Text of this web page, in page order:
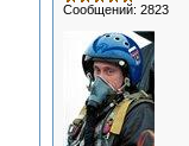
Сообщений: 2823